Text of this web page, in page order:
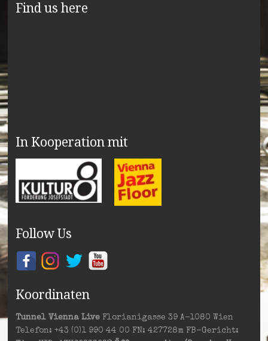
Find us here
In Kooperation mit
Follow Us
Koordinaten
Tunnel Vienna LiveFlorianigasse 39 A-1080 Wien
Telefon: +43 (0)1 990 44 00 FN: 427728m FB-Gericht: